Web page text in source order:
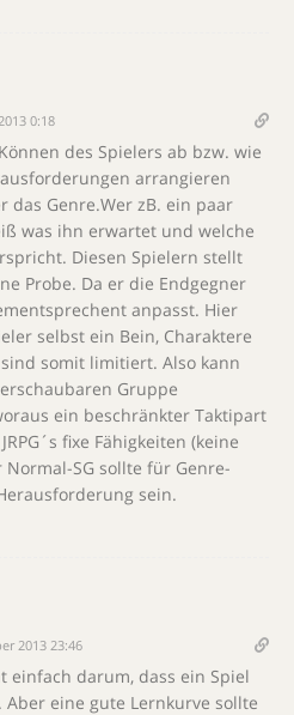
0:18
des Spielers ab bzw. wie
arrangieren
das Genre.Wer zB. ein paar
was ihn erwartet und welche
Diesen Spielern stellt
Probe. Da er die Endgegner
anpasst. Hier
selbst ein Bein, Charaktere
somit limitiert. Also kann
Gruppe
ein beschränkter Taktipart
fixe Fähigkeiten (keine
SG sollte für Genre-
sein.
2013 23:46
einfach darum, dass ein Spiel
eine gute Lernkurve sollte